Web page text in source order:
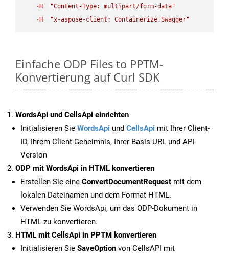
- H
"Content-Type: multipart/form-data"
- H "x-aspose-client: Containerize.Swagger"
Einfache ODP Files to PPTM-
Konvertierung auf Curl SDK
WordsApi und CellsApi einrichten
Initialisieren Sie WordsApi und CellsApi mit Ihrer Client-
ID, Ihrem Client-Geheimnis, Ihrer Basis-URL und API-
Version
ODP mit WordsApi in HTML konvertieren
Erstellen Sie eine ConvertDocumentRequest mit dem
lokalen Dateinamen und dem Format HTML.
Verwenden Sie WordsApi, um das ODP-Dokument in
HTML zu konvertieren.
HTML mit CellsApi in PPTM konvertieren
Initialisieren Sie SaveOption von CellsAPI mit